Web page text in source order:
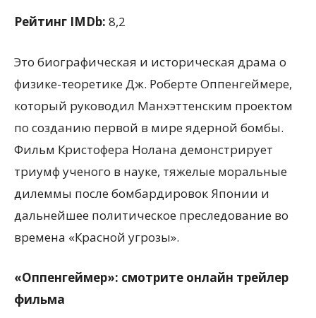
Рейтинг IMDb: 8,2
Это биографическая и историческая драма о
физике-теоретике Дж. Роберте Оппенгеймере,
который руководил Манхэттенским проектом
по созданию первой в мире ядерной бомбы.
Фильм Кристофера Нолана демонстрирует
триумф ученого в науке, тяжелые моральные
дилеммы после бомбардировок Японии и
дальнейшее политическое преследование во
времена «Красной угрозы».
«Оппенгеймер»: смотрите онлайн трейлер
фильма